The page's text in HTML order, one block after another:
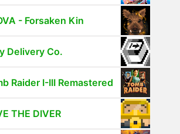
- Forsaken Kin
Delivery Co.
Raider I-III Remastered
THE DIVER